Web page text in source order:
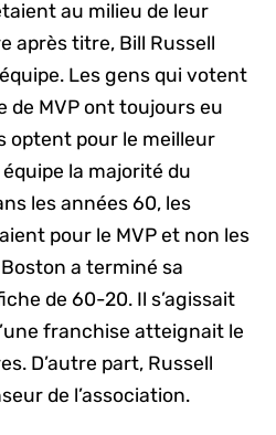
au milieu de leur
après titre, Bill Russell
Les gens qui votent
de MVP ont toujours eu
optent pour le meilleur
la majorité du
les années 60, les
pour le MVP et non les
a terminé sa
de 60-20. Il s’agissait
franchise atteignait le
D’autre part, Russell
de l’association.